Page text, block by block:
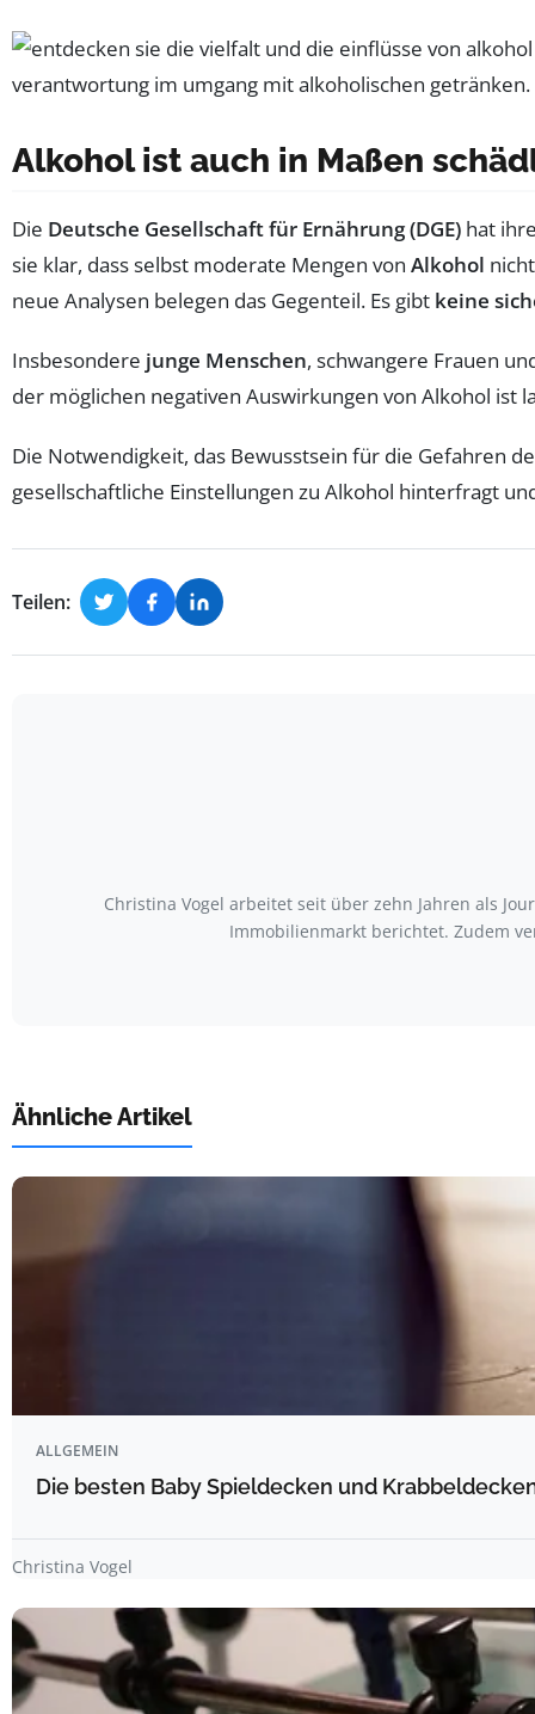
Alkohol ist auch in Maßen
Die Deutsche Gesellschaft für Ernährung (DGE) hat
sie klar, dass selbst moderate Mengen von Alkohol
neue Analysen belegen das Gegenteil. Es gibt keine
Insbesondere junge Menschen, schwangere Frauen
der möglichen negativen Auswirkungen von Alkohol ist
Die Notwendigkeit, das Bewusstsein für die Gefahren
gesellschaftliche Einstellungen zu Alkohol hinterfragt
Teilen:
Christina Vogel arbeitet seit über zehn Jahren als
Immobilienmarkt berichtet. Zudem
Ähnliche Artikel
ALLGEMEIN
Die besten Baby Spieldecken und
Christina Vogel